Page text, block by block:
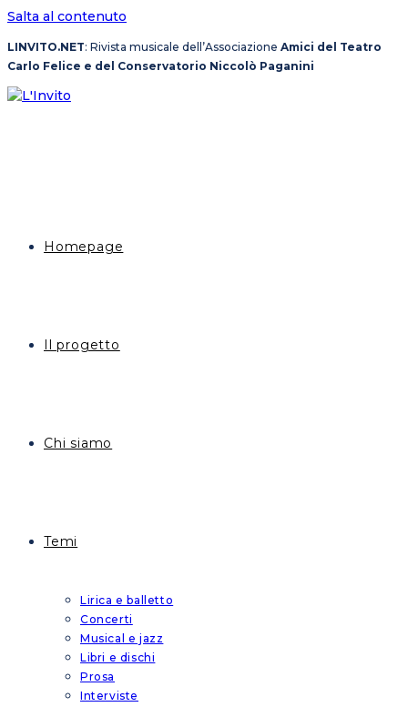
Salta al contenuto
LINVITO.NET: Rivista musicale dell’Associazione Amici del Teatro
Carlo Felice e del Conservatorio Niccolò Paganini
Homepage
Il progetto
Chi siamo
Temi
Lirica e balletto
Concerti
Musical e jazz
Libri e dischi
Prosa
Interviste